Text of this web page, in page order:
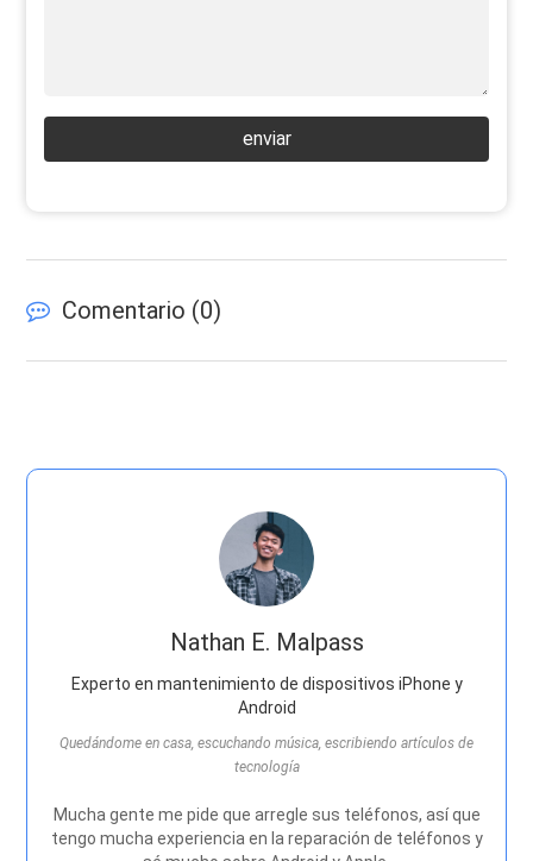
enviar
Comentario (0)
Nathan E. Malpass
Experto en mantenimiento de dispositivos iPhone y
Android
Quedándome en casa, escuchando música, escribiendo artículos de
tecnología
Mucha gente me pide que arregle sus teléfonos, así que
tengo mucha experiencia en la reparación de teléfonos y